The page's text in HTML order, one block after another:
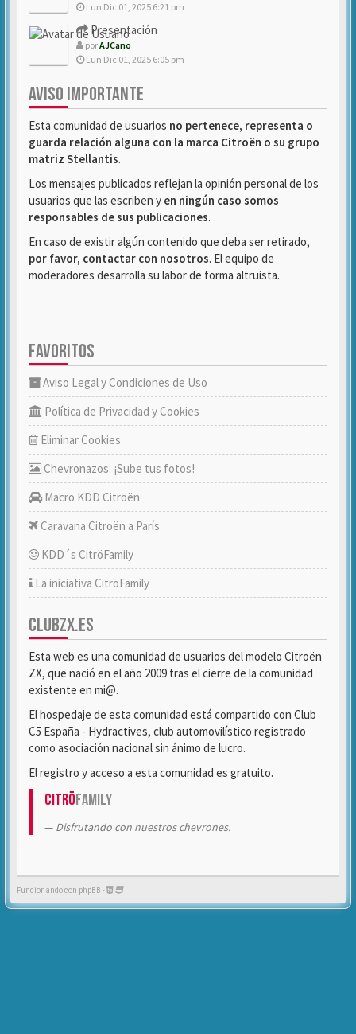
Lun Dic 01, 2025 6:21 pm
Presentación
porAJCano
Lun Dic 01, 2025 6:05 pm
AVISO IMPORTANTE
Esta comunidad de usuarios no pertenece, representa o
guarda relación alguna con la marca Citroën o su grupo
matriz Stellantis.
Los mensajes publicados reflejan la opinión personal de los
usuarios que las escriben y en ningún caso somos
responsables de sus publicaciones.
En caso de existir algún contenido que deba ser retirado,
por favor, contactar con nosotros. El equipo de
moderadores desarrolla su labor de forma altruista.
FAVORITOS
Aviso Legal y Condiciones de Uso
Política de Privacidad y Cookies
Eliminar Cookies
Chevronazos: ¡Sube tus fotos!
Macro KDD Citroën
Caravana Citroën a París
KDD´s CitröFamily
La iniciativa CitröFamily
CLUBZX.ES
Esta web es una comunidad de usuarios del modelo Citroën
ZX, que nació en el año 2009 tras el cierre de la comunidad
existente en mi@.
El hospedaje de esta comunidad está compartido con Club
C5 España - Hydractives, club automovilístico registrado
como asociación nacional sin ánimo de lucro.
El registro y acceso a esta comunidad es gratuito.
CitröFamily
Disfrutando con nuestros chevrones.
Funcionando con phpBB -